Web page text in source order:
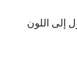
إلى اللون